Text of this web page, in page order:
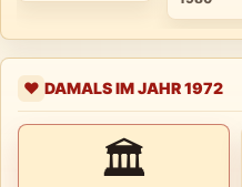
❤️ DAMALS IM JAHR 1972
🏛